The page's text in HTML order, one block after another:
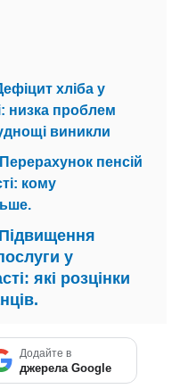
хліба у
низка проблем
виникли
Перерахунок пенсій
кому
Підвищення
у
які розцінки
Додайте в
джерела Google